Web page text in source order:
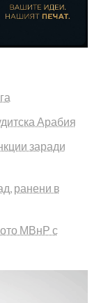
Арабия
заради
ранени в
МВнР с